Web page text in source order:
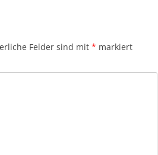
Felder sind mit * markiert